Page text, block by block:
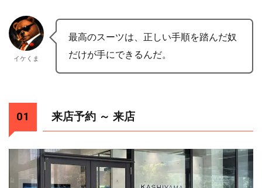
イケくま
最高のスーツは、正しい手順を踏んだ奴
だけが手にできるんだ。
来店予約 ～ 来店